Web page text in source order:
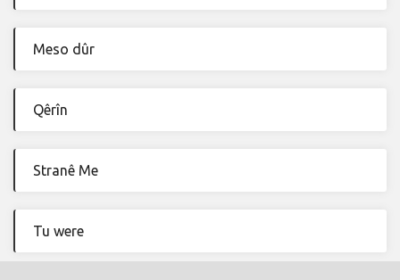
Meso dûr
Qêrîn
Stranê Me
Tu were